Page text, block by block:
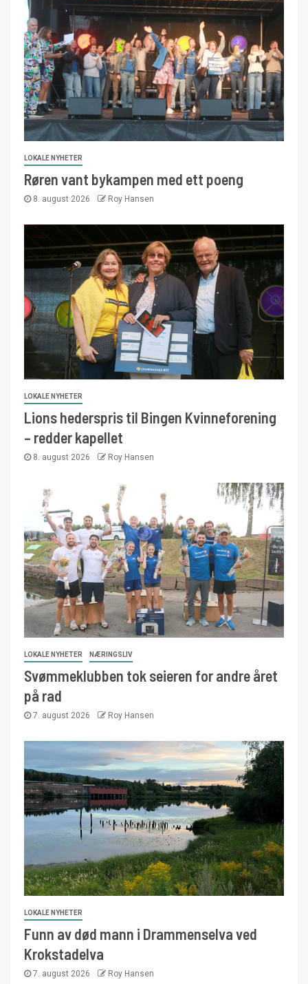
LOKALE NYHETER
Røren vant bykampen med ett poeng
8. august 2026 Roy Hansen
LOKALE NYHETER
Lions hederspris til Bingen Kvinneforening
– redder kapellet
8. august 2026 Roy Hansen
LOKALE NYHETER NÆRINGSLIV
Svømmeklubben tok seieren for andre året
på rad
7. august 2026 Roy Hansen
LOKALE NYHETER
Funn av død mann i Drammenselva ved
Krokstadelva
7. august 2026 Roy Hansen